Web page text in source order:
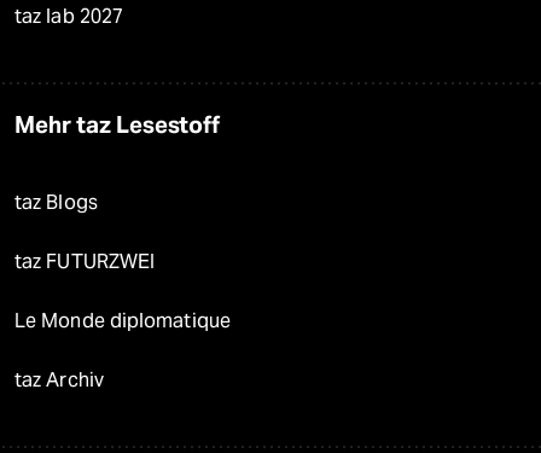
taz lab 2027
Mehr taz Lesestoff
taz Blogs
taz FUTURZWEI
Le Monde diplomatique
taz Archiv